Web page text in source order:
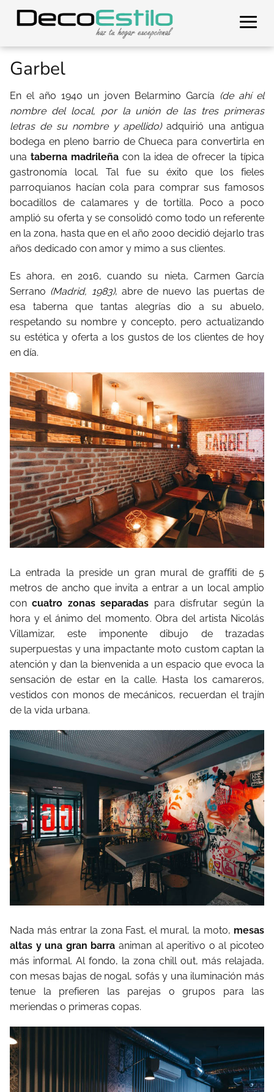
Garbel
En el año 1940 un joven Belarmino García (de ahí el
nombre del local, por la unión de las tres primeras
letras de su nombre y apellido)adquirió una antigua
bodega en pleno barrio de Chueca para convertirla en
una taberna madrileñacon la idea de ofrecer la típica
gastronomía local. Tal fue su éxito que los fieles
parroquianos hacían cola para comprar sus famosos
bocadillos de calamares y de tortilla. Poco a poco
amplió su oferta y se consolidó como todo un referente
en la zona, hasta que en el año 2000 decidió dejarlo tras
años dedicado con amor y mimo a sus clientes.
Es ahora, en 2016, cuando su nieta, Carmen García
Serrano (Madrid, 1983), abre de nuevo las puertas de
esa taberna que tantas alegrías dio a su abuelo,
respetando su nombre y concepto, pero actualizando
su estética y oferta a los gustos de los clientes de hoy
en día.
La entrada la preside un gran mural de graffiti de 5
metros de ancho que invita a entrar a un local amplio
con cuatro zonas separadas para disfrutar según la
hora y el ánimo del momento. Obra del artista Nicolás
Villamizar, este imponente dibujo de trazadas
superpuestas y una impactante moto custom captan la
atención y dan la bienvenida a un espacio que evoca la
sensación de estar en la calle. Hasta los camareros,
vestidos con monos de mecánicos, recuerdan el trajín
de la vida urbana.
Nada más entrar la zona Fast, el mural, la moto, mesas
altas y una gran barra animan al aperitivo o al picoteo
más informal. Al fondo, la zona chill out, más relajada,
con mesas bajas de nogal, sofás y una iluminación más
tenue la prefieren las parejas o grupos para las
meriendas o primeras copas.